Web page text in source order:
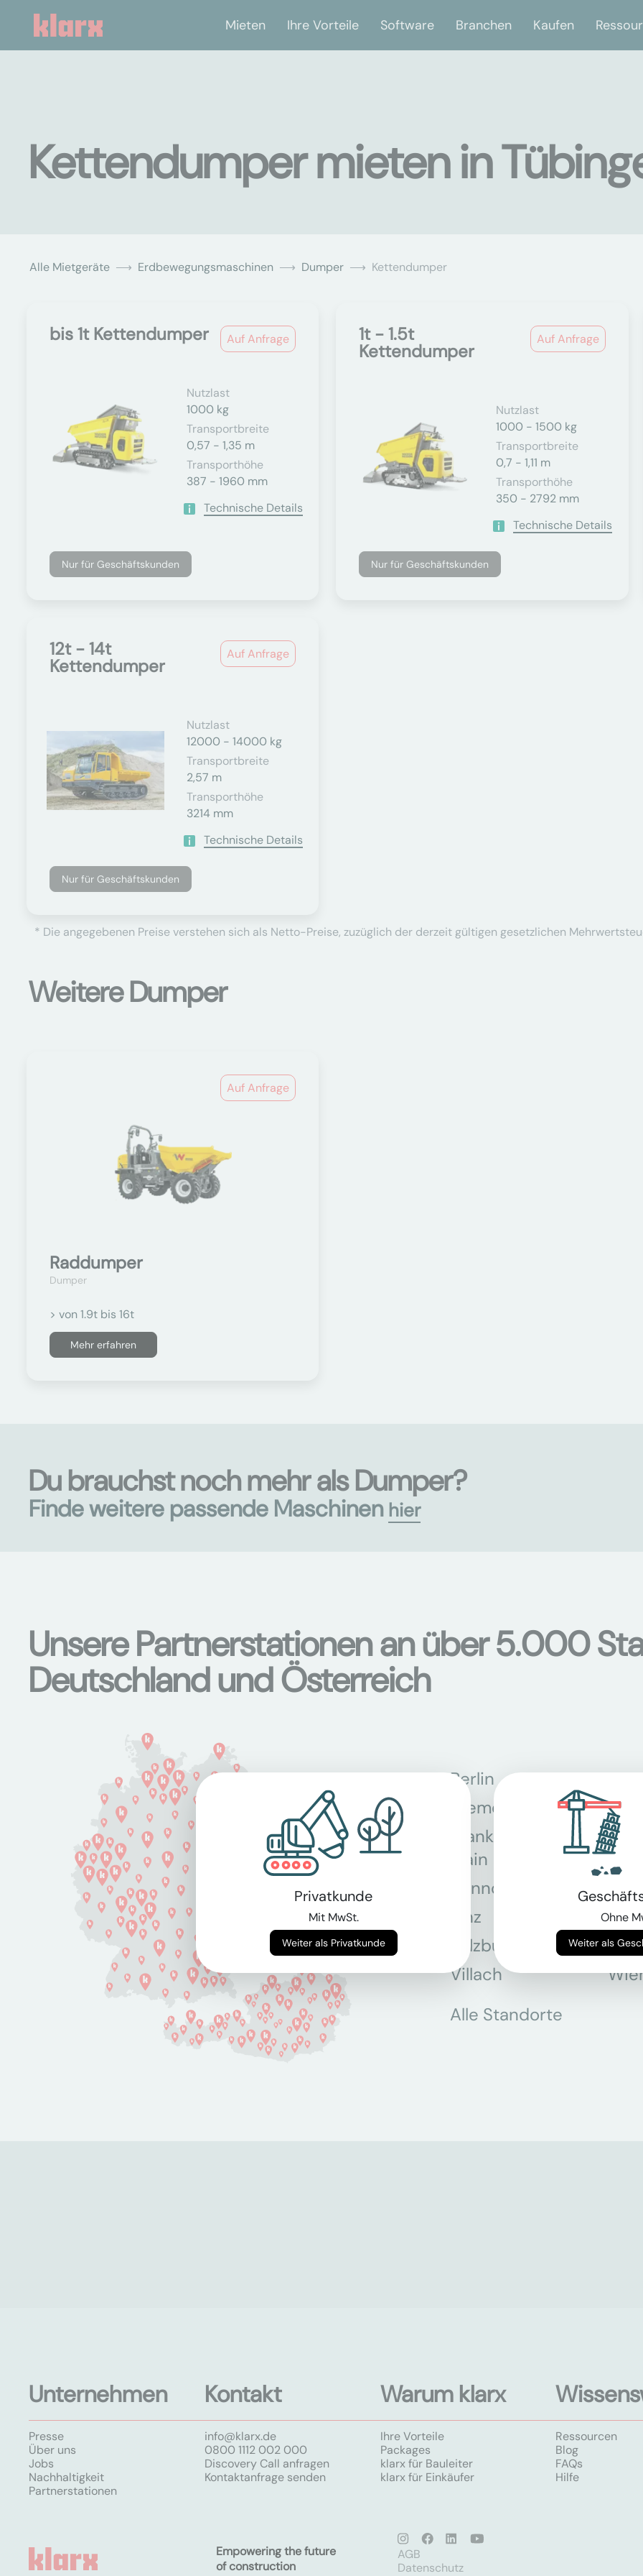
Mieten Ihre Vorteile Software Branchen Kaufen
Kettendumper mieten in
Alle Mietgeräte Erdbewegungsmaschinen Dumper Kettendumper
Auf Anfrage
bis 1t Kettendumper
Nutzlast
1000 kg
Transportbreite
0,57 - 1,35 m
Transporthöhe
387 - 1960 mm
Technische Details
Nur für Geschäftskunden
Auf Anfrage
1t - 1.5t
Kettendumper
Nutzlast
1000 - 1500 kg
Transportbreite
0,7 - 1,11 m
Transporthöhe
350 - 2792 mm
Technische Details
Nur für Geschäftskunden
Auf Anfrage
12t - 14t
Kettendumper
Nutzlast
12000 - 14000 kg
Transportbreite
2,57 m
Transporthöhe
3214 mm
Technische Details
Nur für Geschäftskunden
* Die angegebenen Preise verstehen sich als Netto-Preise, zuzüglich der derzeit gültigen gesetzlichen
Weitere Dumper
Auf Anfrage
Raddumper
Dumper
> von 1.9t bis 16t
Mehr erfahren
Du brauchst noch mehr als Dumper?
Finde weitere passende Maschinen hier
Unsere Partnerstationen an über 5.000
Deutschland und Österreich
Berlin
Bremen
Frankfurt am
Main
Hannover
Köln
Linz
Salzburg
Villach
Alle Standorte
Unternehmen
Presse
Über uns
Jobs
Nachhaltigkeit
Partnerstationen
Kontakt
info@klarx.de
0800 1112 002 000
Discovery Call anfragen
Kontaktanfrage senden
Warum klarx
Ihre Vorteile
Packages
klarx für Bauleiter
klarx für Einkäufer
Ressourcen
Blog
FAQs
Hilfe
Empowering the future
of construction
AGB
Datenschutz
Privatkunde
Mit MwSt.
Weiter als Privatkunde
Ohne
Weiter als